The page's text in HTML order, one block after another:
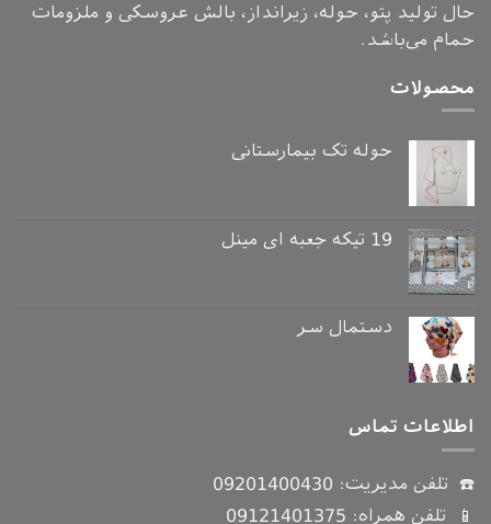
حال تولید پتو، حوله، زیرانداز، بالش عروسکی و ملزومات
حمام می‌باشد.
محصولات
حوله تک بیمارستانی
19 تیکه جعبه ای مینل
دستمال سر
اطلاعات تماس
☎️ تلفن مدیریت: 09201400430
📱 تلفن همراه: 09121401375